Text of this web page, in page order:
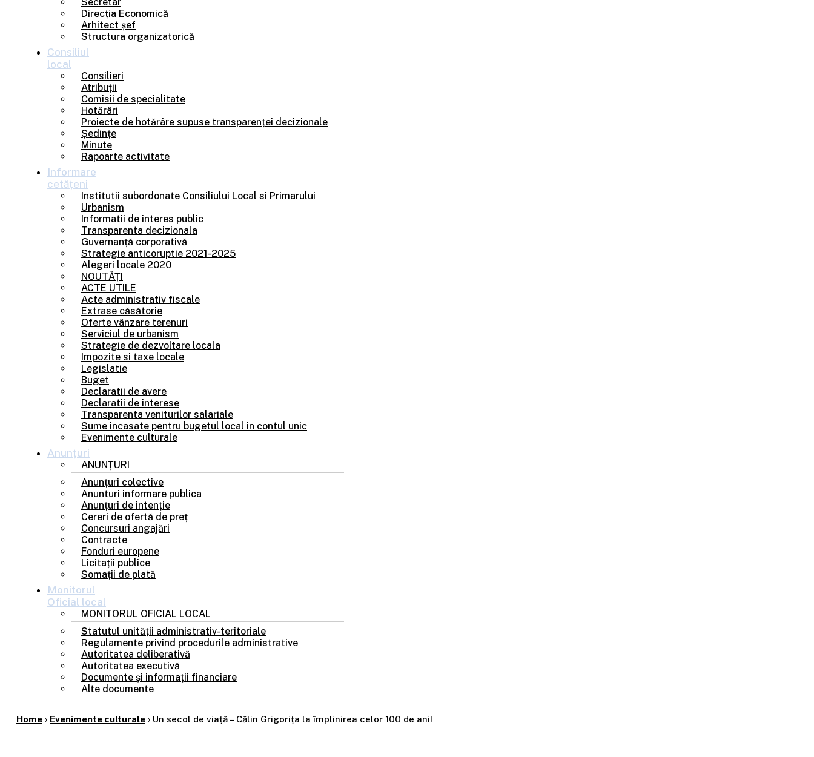
Direcția Economică
Arhitect șef
Structura organizatorică
Consiliul
local
Consilieri
Atribuții
Comisii de specialitate
Hotărâri
Proiecte de hotărâre supuse transparenței decizionale
Ședințe
Minute
Rapoarte activitate
Informare
cetățeni
Institutii subordonate Consiliului Local si Primarului
Urbanism
Informatii de interes public
Transparenta decizionala
Guvernanță corporativă
Strategie anticoruptie 2021-2025
Alegeri locale 2020
NOUTĂȚI
ACTE UTILE
Acte administrativ fiscale
Extrase căsătorie
Oferte vânzare terenuri
Serviciul de urbanism
Strategie de dezvoltare locala
Impozite si taxe locale
Legislatie
Buget
Declaratii de avere
Declaratii de interese
Transparenta veniturilor salariale
Sume incasate pentru bugetul local in contul unic
Evenimente culturale
Anunțuri
ANUNȚURI
Anunțuri colective
Anunturi informare publica
Anunțuri de intenție
Cereri de ofertă de preț
Concursuri angajări
Contracte
Fonduri europene
Licitații publice
Somații de plată
Monitorul
Oficial local
MONITORUL OFICIAL LOCAL
Statutul unității administrativ-teritoriale
Regulamente privind procedurile administrative
Autoritatea deliberativă
Autoritatea executivă
Documente și informații financiare
Alte documente
Home › Evenimente culturale › Un secol de viață – Călin Grigorița la împlinirea celor 100 de ani!